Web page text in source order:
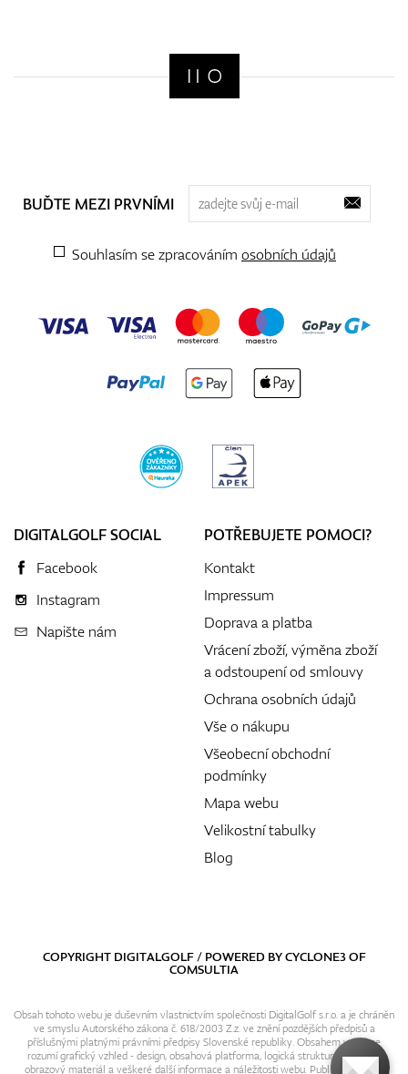
BUĎTE MEZI PRVNÍMI
Souhlasím se zpracováním osobních údajů
DIGITALGOLF SOCIAL
Facebook
Instagram
Napište nám
POTŘEBUJETE POMOCI?
Kontakt
Impressum
Doprava a platba
Vrácení zboží, výměna zboží
a odstoupení od smlouvy
Ochrana osobních údajů
Vše o nákupu
Všeobecní obchodní
podmínky
Mapa webu
Velikostní tabulky
Blog
COPYRIGHT DIGITALGOLF / POWERED BYCYCLONE3OF
COMSULTIA
Obsah tohoto webu je duševním vlastnictvím společnosti DigitalGolf s.r.o. a je chráněn
ve smyslu Autorského zákona č. 618/2003 Z.z. ve znění pozdějších předpisů a
příslušnými platnými právními předpisy Slovenské republiky. Obsahem webu se
rozumí grafický vzhled - design, obsahová platforma, logická struktura, textový i
obrazový materiál a veškeré další informace a náležitosti webu. Publikování resp.